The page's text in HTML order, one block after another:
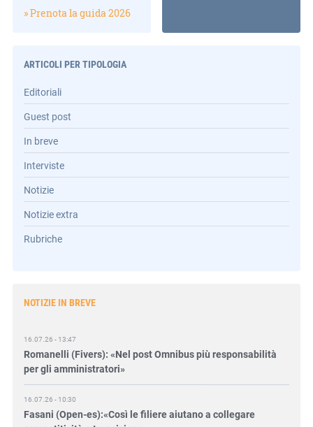
» Prenota la guida 2026
ARTICOLI PER TIPOLOGIA
Editoriali
Guest post
In breve
Interviste
Notizie
Notizie extra
Rubriche
NOTIZIE IN BREVE
Romanelli (Fivers): «Nel post Omnibus più responsabilità
per gli amministratori»
Fasani (Open-es):«Così le filiere aiutano a collegare
competitività e transizione»